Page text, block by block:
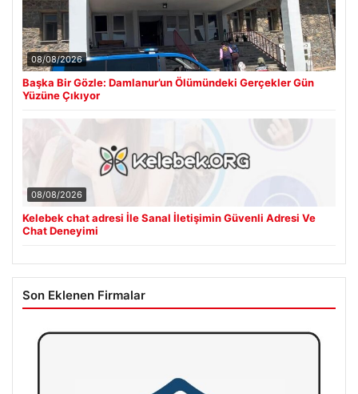
08/08/2026
Başka Bir Gözle: Damlanur’un Ölümündeki Gerçekler Gün
Yüzüne Çıkıyor
08/08/2026
Kelebek chat adresi İle Sanal İletişimin Güvenli Adresi Ve
Chat Deneyimi
Son Eklenen Firmalar